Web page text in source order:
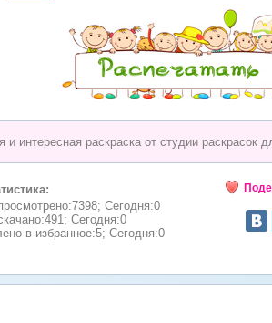
и интересная раскраска от студии раскрасок
Сегодня:0
Сегодня:0
в избранное:5; Сегодня:0